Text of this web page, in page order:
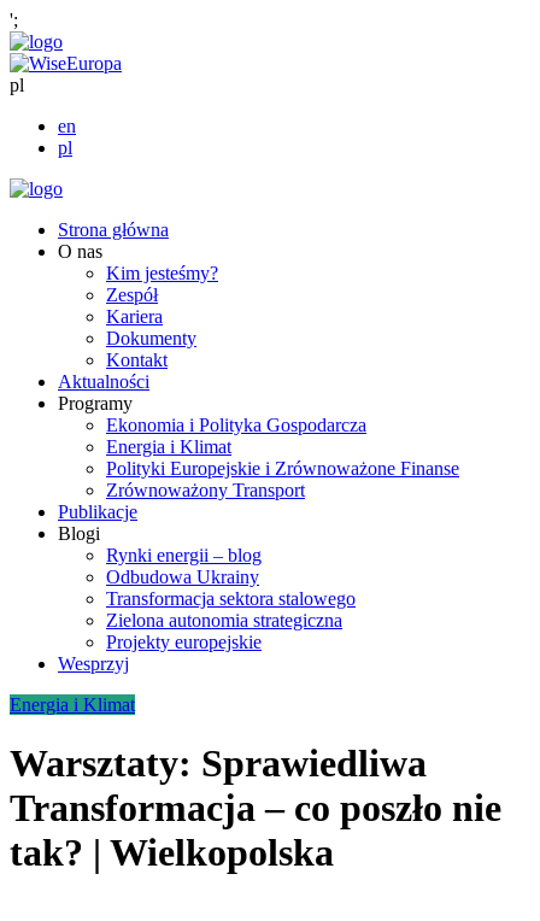
';
pl
en
pl
Strona główna
O nas
Kim jesteśmy?
Zespół
Kariera
Dokumenty
Kontakt
Aktualności
Programy
Ekonomia i Polityka Gospodarcza
Energia i Klimat
Polityki Europejskie i Zrównoważone Finanse
Zrównoważony Transport
Publikacje
Blogi
Rynki energii – blog
Odbudowa Ukrainy
Transformacja sektora stalowego
Zielona autonomia strategiczna
Projekty europejskie
Wesprzyj
Energia i Klimat
Warsztaty: Sprawiedliwa
Transformacja – co poszło nie
tak? | Wielkopolska